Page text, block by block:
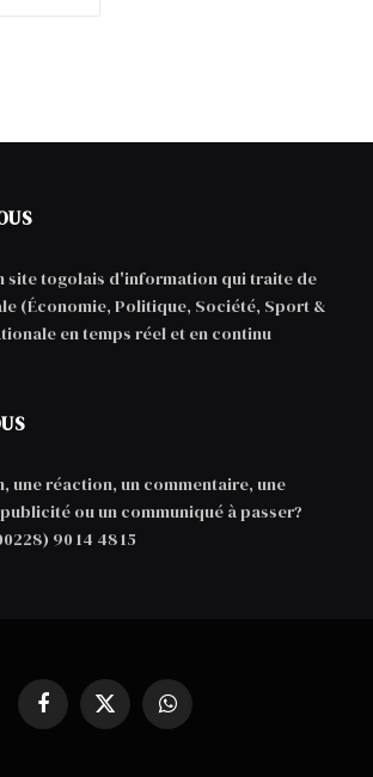
site togolais d'information qui traite de
(Économie, Politique, Société, Sport &
en temps réel et en continu
une réaction, un commentaire, une
ou un communiqué à passer?
90 14 48 15
Facebook
X
WhatsApp